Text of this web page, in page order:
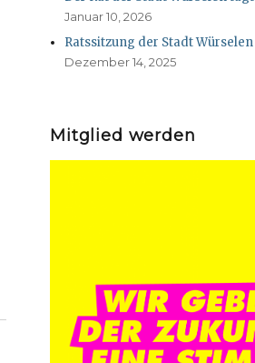
Januar 10, 2026
Ratssitzung der Stadt Würselen
Dezember 14, 2025
Mitglied werden